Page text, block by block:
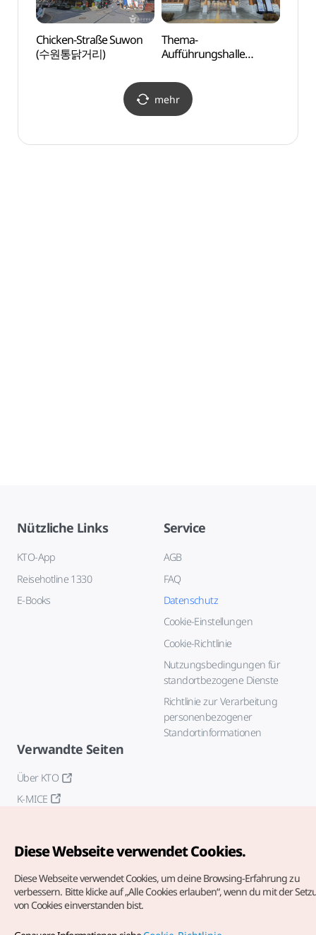
Chicken-Straße Suwon
(수원통닭거리)
Thema-
Aufführungshalle
mehr
Nützliche Links
KTO-App
Reisehotline 1330
E-Books
Service
AGB
FAQ
Datenschutz
Cookie-Einstellungen
Cookie-Richtlinie
Nutzungsbedingungen für
standortbezogene Dienste
Richtlinie zur Verarbeitung
personenbezogener
Standortinformationen
Verwandte Seiten
Über KTO
K-MICE
vorbehalten.
Diese Webseite verwendet Cookies.
Diese Webseite verwendet Cookies, um deine Browsing-Erfahrung zu
verbessern. Bitte klicke auf „Alle Cookies erlauben“, wenn du mit der
von Cookies einverstanden bist.